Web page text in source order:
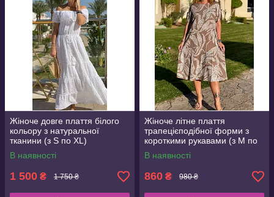
Жіноче довге плаття білого
кольору з натуральної
тканини (з S по XL)
В наявності
1 500 ₴ 1 750 ₴
Жіноче літне плаття
трапецієподібної форми з
короткими рукавами (з M по
3XL)
В наявності
860 ₴ 980 ₴